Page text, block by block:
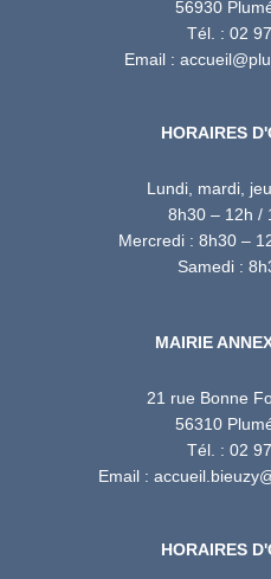
56930
Tél. : 02
Email :
HORAIRES
Lundi, mardi,
8h30 – 12h /
Mercredi : 8h30 –
Samedi :
MAIRIE
21 rue Bonne
56310
Tél. : 02
Email :
HORAIRES